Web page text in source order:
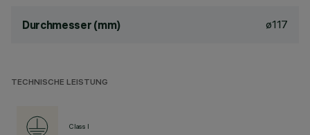
Durchmesser (mm) ø117
TECHNISCHE LEISTUNG
Class I